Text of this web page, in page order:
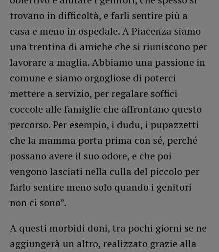
trovano in difficoltà, e farli sentire più a
casa e meno in ospedale. A Piacenza siamo
una trentina di amiche che si riuniscono per
lavorare a maglia. Abbiamo una passione in
comune e siamo orgogliose di poterci
mettere a servizio, per regalare soffici
coccole alle famiglie che affrontano questo
percorso. Per esempio, i dudu, i pupazzetti
che la mamma porta prima con sé, perché
possano avere il suo odore, e che poi
vengono lasciati nella culla del piccolo per
farlo sentire meno solo quando i genitori
non ci sono”.
A questi morbidi doni, tra pochi giorni se ne
aggiungerà un altro, realizzato grazie alla